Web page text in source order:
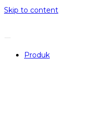
Skip to content
Produk